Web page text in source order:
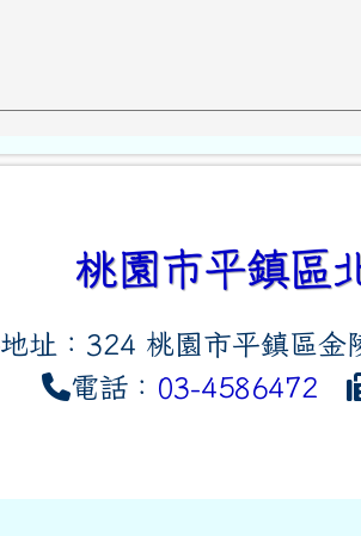
桃園市平鎮區
地址：324 桃園市平鎮區金
電話： 03-4586472